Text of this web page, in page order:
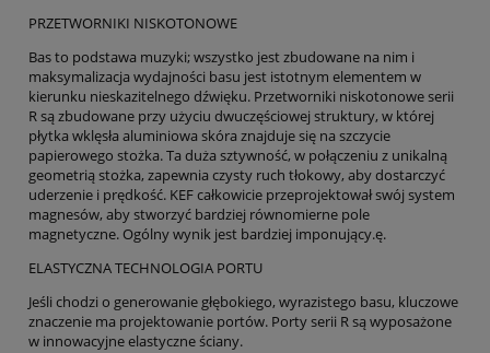
PRZETWORNIKI NISKOTONOWE
Bas to podstawa muzyki; wszystko jest zbudowane na nim i
maksymalizacja wydajności basu jest istotnym elementem w
kierunku nieskazitelnego dźwięku. Przetworniki niskotonowe serii
R są zbudowane przy użyciu dwuczęściowej struktury, w której
płytka wklęsła aluminiowa skóra znajduje się na szczycie
papierowego stożka. Ta duża sztywność, w połączeniu z unikalną
geometrią stożka, zapewnia czysty ruch tłokowy, aby dostarczyć
uderzenie i prędkość. KEF całkowicie przeprojektował swój system
magnesów, aby stworzyć bardziej równomierne pole
magnetyczne. Ogólny wynik jest bardziej imponujący.ę.
ELASTYCZNA TECHNOLOGIA PORTU
Jeśli chodzi o generowanie głębokiego, wyrazistego basu, kluczowe
znaczenie ma projektowanie portów. Porty serii R są wyposażone
w innowacyjne elastyczne ściany.